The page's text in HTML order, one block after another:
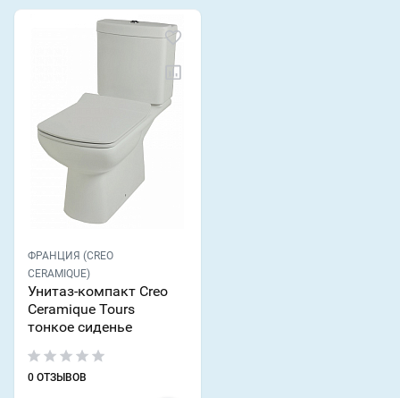
ФРАНЦИЯ (CREO
CERAMIQUE)
Унитаз-компакт Creo
Ceramique Tours
тонкое сиденье
0 ОТЗЫВОВ